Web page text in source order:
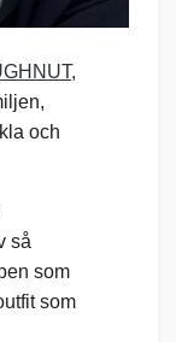
och
så
som
som